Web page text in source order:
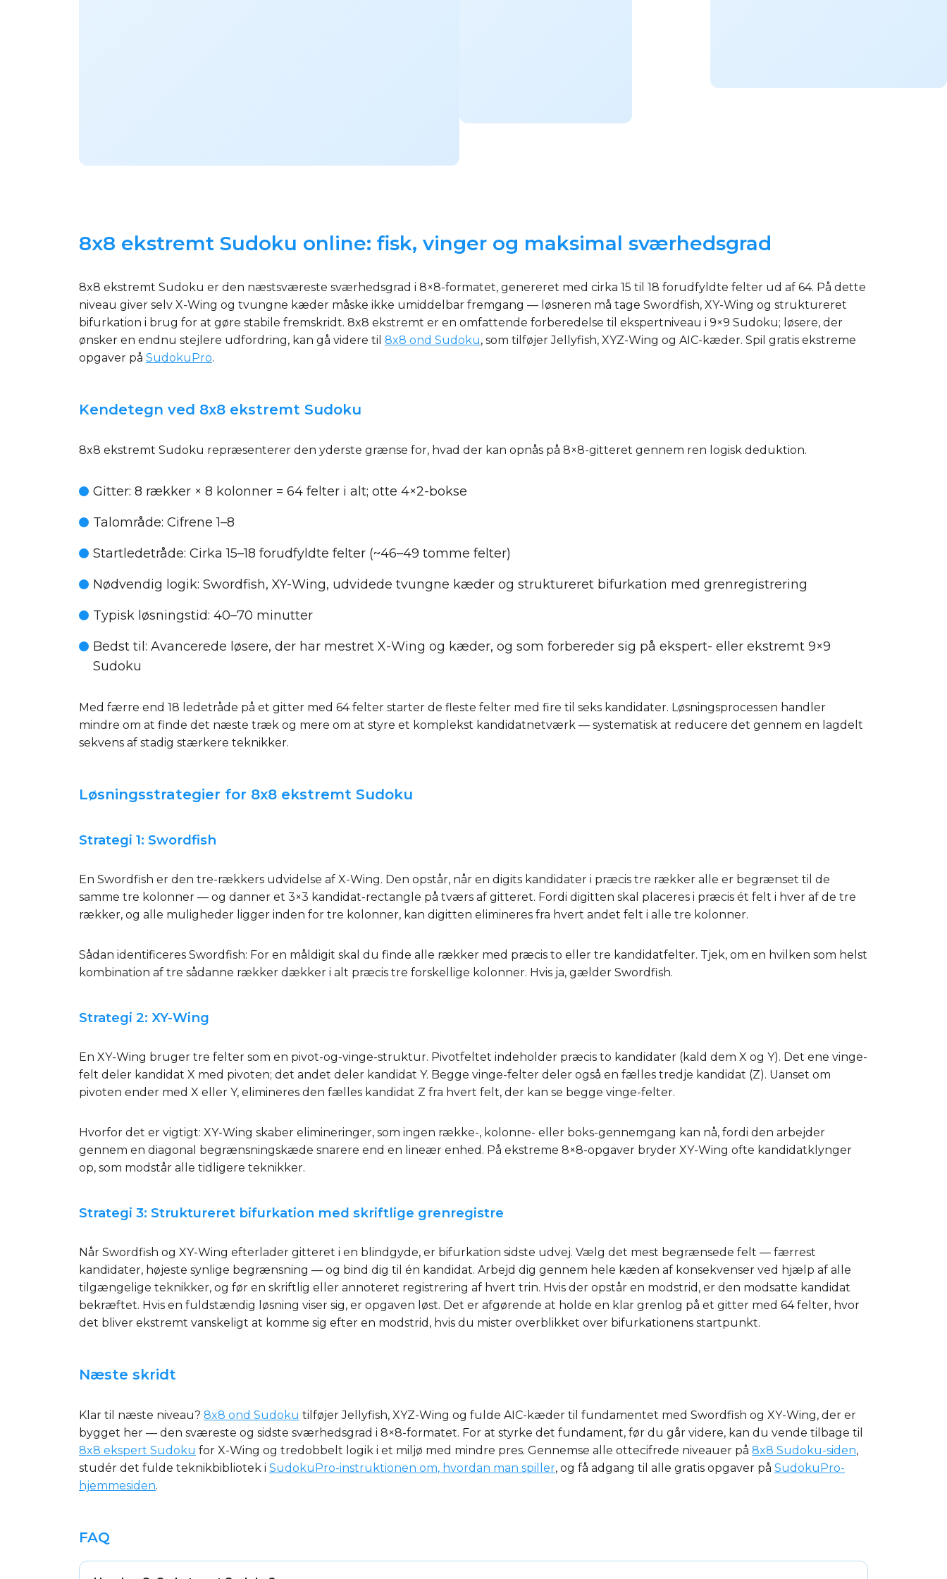
8x8 ekstremt Sudoku online: fisk, vinger og maksimal sværhedsgrad
8x8 ekstremt Sudoku er den næstsværeste sværhedsgrad i 8×8-formatet, genereret med cirka 15 til 18 forudfyldte felter ud af 64. På dette
niveau giver selv X-Wing og tvungne kæder måske ikke umiddelbar fremgang — løsneren må tage Swordfish, XY-Wing og struktureret
bifurkation i brug for at gøre stabile fremskridt. 8x8 ekstremt er en omfattende forberedelse til ekspertniveau i 9×9 Sudoku; løsere, der
ønsker en endnu stejlere udfordring, kan gå videre til 8x8 ond Sudoku, som tilføjer Jellyfish, XYZ-Wing og AIC-kæder. Spil gratis ekstreme
opgaver på SudokuPro.
Kendetegn ved 8x8 ekstremt Sudoku
8x8 ekstremt Sudoku repræsenterer den yderste grænse for, hvad der kan opnås på 8×8-gitteret gennem ren logisk deduktion.
Gitter: 8 rækker × 8 kolonner = 64 felter i alt; otte 4×2-bokse
Talområde: Cifrene 1–8
Startledetråde: Cirka 15–18 forudfyldte felter (~46–49 tomme felter)
Nødvendig logik: Swordfish, XY-Wing, udvidede tvungne kæder og struktureret bifurkation med grenregistrering
Typisk løsningstid: 40–70 minutter
Bedst til : Avancerede løsere, der har mestret X-Wing og kæder, og som forbereder sig på ekspert- eller ekstremt 9×9
Sudoku
Med færre end 18 ledetråde på et gitter med 64 felter starter de fleste felter med fire til seks kandidater. Løsningsprocessen handler
mindre om at finde det næste træk og mere om at styre et komplekst kandidatnetværk — systematisk at reducere det gennem en lagdelt
sekvens af stadig stærkere teknikker.
Løsningsstrategier for 8x8 ekstremt Sudoku
Strategi 1: Swordfish
En Swordfish er den tre-rækkers udvidelse af X-Wing. Den opstår, når en digits kandidater i præcis tre rækker alle er begrænset til de
samme tre kolonner — og danner et 3×3 kandidat-rectangle på tværs af gitteret. Fordi digitten skal placeres i præcis ét felt i hver af de tre
rækker, og alle muligheder ligger inden for tre kolonner, kan digitten elimineres fra hvert andet felt i alle tre kolonner.
Sådan identificeres Swordfish: For en måldigit skal du finde alle rækker med præcis to eller tre kandidatfelter. Tjek, om en hvilken som helst
kombination af tre sådanne rækker dækker i alt præcis tre forskellige kolonner. Hvis ja, gælder Swordfish.
Strategi 2: XY-Wing
En XY-Wing bruger tre felter som en pivot-og-vinge-struktur. Pivotfeltet indeholder præcis to kandidater (kald dem X og Y). Det ene vinge-
felt deler kandidat X med pivoten; det andet deler kandidat Y. Begge vinge-felter deler også en fælles tredje kandidat (Z). Uanset om
pivoten ender med X eller Y, elimineres den fælles kandidat Z fra hvert felt, der kan se begge vinge-felter.
Hvorfor det er vigtigt: XY-Wing skaber elimineringer, som ingen række-, kolonne- eller boks-gennemgang kan nå, fordi den arbejder
gennem en diagonal begrænsningskæde snarere end en lineær enhed. På ekstreme 8×8-opgaver bryder XY-Wing ofte kandidatklynger
op, som modstår alle tidligere teknikker.
Strategi 3: Struktureret bifurkation med skriftlige grenregistre
Når Swordfish og XY-Wing efterlader gitteret i en blindgyde, er bifurkation sidste udvej. Vælg det mest begrænsede felt — færrest
kandidater, højeste synlige begrænsning — og bind dig til én kandidat. Arbejd dig gennem hele kæden af konsekvenser ved hjælp af alle
tilgængelige teknikker, og før en skriftlig eller annoteret registrering af hvert trin. Hvis der opstår en modstrid, er den modsatte kandidat
bekræftet. Hvis en fuldstændig løsning viser sig, er opgaven løst. Det er afgørende at holde en klar grenlog på et gitter med 64 felter, hvor
det bliver ekstremt vanskeligt at komme sig efter en modstrid, hvis du mister overblikket over bifurkationens startpunkt.
Næste skridt
Klar til næste niveau? 8x8 ond Sudoku tilføjer Jellyfish, XYZ-Wing og fulde AIC-kæder til fundamentet med Swordfish og XY-Wing, der er
bygget her — den sværeste og sidste sværhedsgrad i 8×8-formatet. For at styrke det fundament, før du går videre, kan du vende tilbage til
8x8 ekspert Sudoku for X-Wing og tredobbelt logik i et miljø med mindre pres. Gennemse alle ottecifrede niveauer på 8x8 Sudoku-siden,
studér det fulde teknikbibliotek i SudokuPro-instruktionen om, hvordan man spiller, og få adgang til alle gratis opgaver på SudokuPro-
hjemmesiden.
FAQ